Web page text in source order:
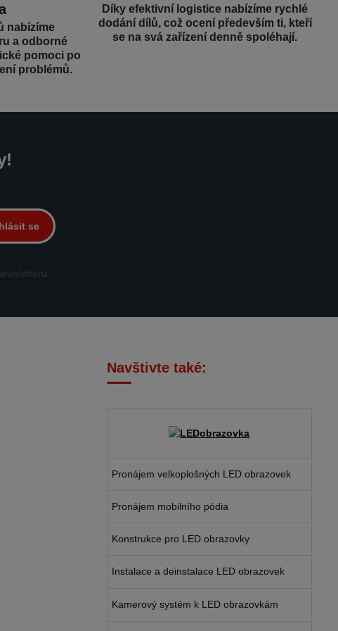
nabízíme
a odborné
pomoci po
problémů.
Díky efektivní logistice nabízíme rychlé
dodání dílů, což ocení především ti, kteří
se na svá zařízení denně spoléhají.
se
Navštivte také:
Pronájem velkoplošných LED obrazovek
Pronájem mobilního pódia
Konstrukce pro LED obrazovky
Instalace a deinstalace LED obrazovek
Kamerový systém k LED obrazovkám